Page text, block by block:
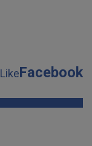
LikeFacebook